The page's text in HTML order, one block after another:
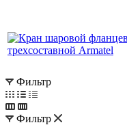
Фильтр
Фильтр